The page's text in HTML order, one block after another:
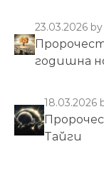
23.03.2026
годишна
18.03.2026
Тайги